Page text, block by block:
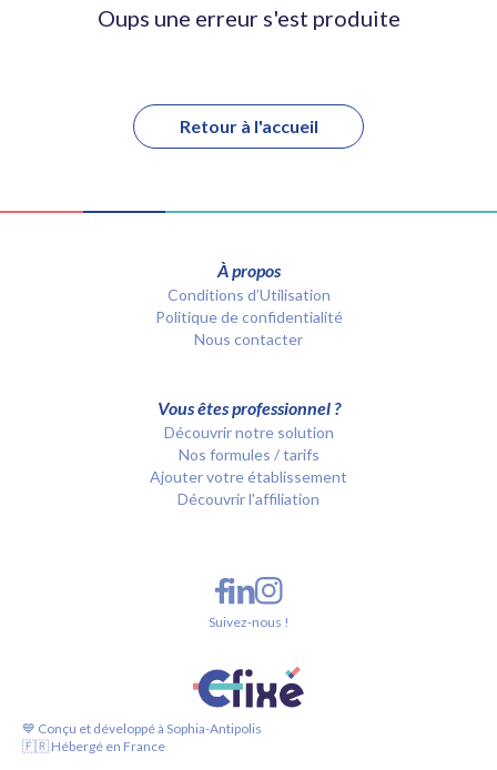
Oups une erreur s'est produite
Retour à l'accueil
À propos
Conditions d’Utilisation
Politique de confidentialité
Nous contacter
Vous êtes professionnel ?
Découvrir notre solution
Nos formules / tarifs
Ajouter votre établissement
Découvrir l'affiliation
💙 Conçu et développé à Sophia-Antipolis
🇫🇷 Hébergé en France
Suivez-nous !